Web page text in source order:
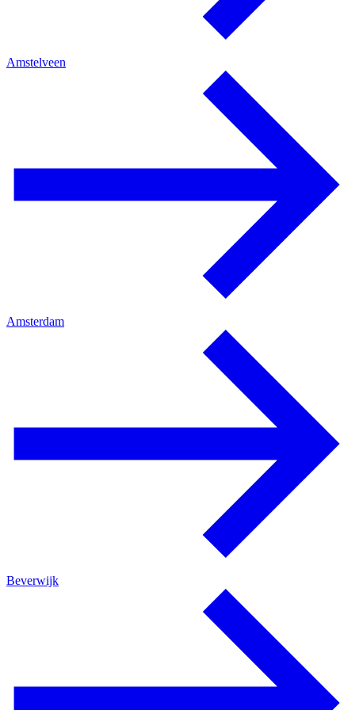
Amstelveen
Amsterdam
Beverwijk